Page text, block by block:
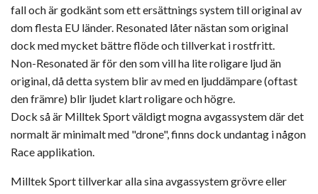
fall och är godkänt som ett ersättnings system till original av
dom flesta EU länder. Resonated låter nästan som original
dock med mycket bättre flöde och tillverkat i rostfritt.
Non-Resonated är för den som vill ha lite roligare ljud än
original, då detta system blir av med en ljuddämpare (oftast
den främre) blir ljudet klart roligare och högre.
Dock så är Milltek Sport väldigt mogna avgassystem där det
normalt är minimalt med "drone", finns dock undantag i någon
Race applikation.
Milltek Sport tillverkar alla sina avgassystem grövre eller